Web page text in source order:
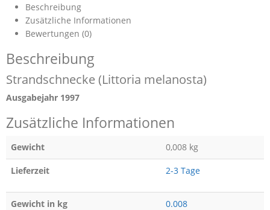
Beschreibung
Zusätzliche Informationen
Bewertungen (0)
Beschreibung
Strandschnecke (Littoria melanosta)
Ausgabejahr 1997
Zusätzliche Informationen
Gewicht 0,008 kg
Lieferzeit 2-3 Tage
Gewicht in kg 0.008